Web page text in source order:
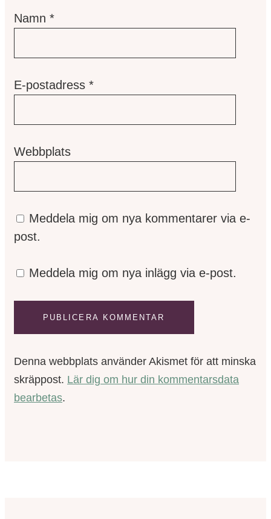
Namn *
E-postadress *
Webbplats
Meddela mig om nya kommentarer via e-
post.
Meddela mig om nya inlägg via e-post.
Denna webbplats använder Akismet för att minska
skräppost. Lär dig om hur din kommentarsdata
bearbetas.